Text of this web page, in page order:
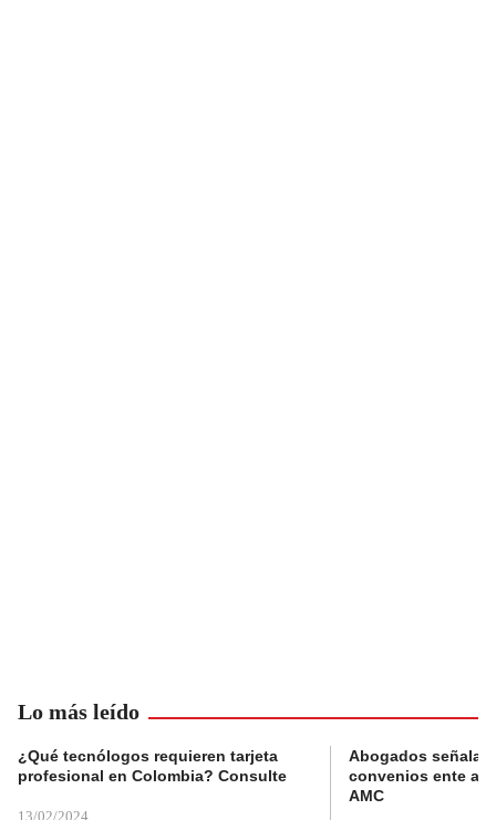
Lo más leído
¿Qué tecnólogos requieren tarjeta
profesional en Colombia? Consulte
13/02/2024
Abogados
convenios ente
AMC